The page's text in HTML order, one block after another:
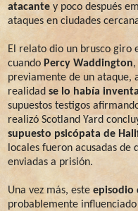
atacante y poco después
ataques en ciudades
El relato dio un brusco giro
cuando Percy Waddington
previamente de un ataque,
realidad se lo había
supuestos testigos
realizó Scotland Yard
supuesto psicópata de
locales fueron acusadas
enviadas a prisión.
Una vez más, este episodio
probablemente